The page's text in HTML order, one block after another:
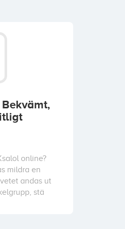
online?
mildra en
andas ut
stä